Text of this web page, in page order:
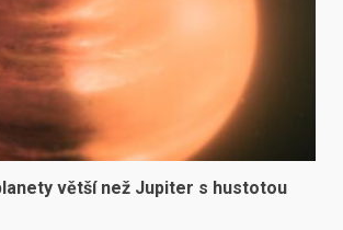
větší než Jupiter s hustotou